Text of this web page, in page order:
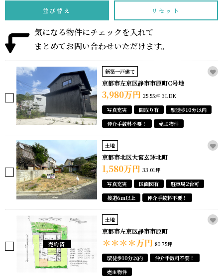
並び替え リセット
気になる物件にチェックを入れて
まとめてお問い合わせいただけます。
新築一戸建て
京都市左京区静市市原町C号地
3,980万円 25.55坪 3LDK
写真充実
間取り有
駅徒歩10分以内
仲介手数料不要！
売主物件
土地
京都市北区大宮玄琢北町
1,580万円 33.01坪
写真充実
区画図有
駐車場2台可
接道6ｍ以上
仲介手数料不要！
売約済
土地
京都市左京区静市市原町
＊＊＊＊万円 80.75坪
駅徒歩10分以内
仲介手数料不要！
売主物件